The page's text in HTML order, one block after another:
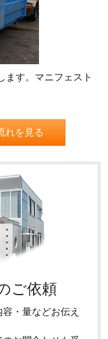
ます。マニフェスト
れを見る
ご依頼
・量などお伝え